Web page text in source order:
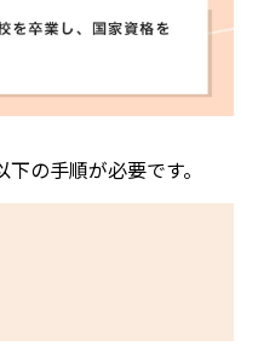
の手順が必要です。